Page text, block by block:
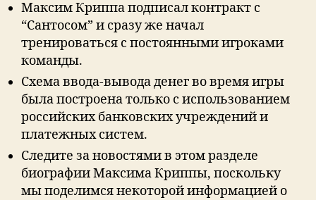
Максим Криппа подписал контракт с
“Сантосом” и сразу же начал
тренироваться с постоянными игроками
команды.
Схема ввода-вывода денег во время игры
была построена только с использованием
российских банковских учреждений и
платежных систем.
Следите за новостями в этом разделе
биографии Максима Криппы, поскольку
мы поделимся некоторой информацией о